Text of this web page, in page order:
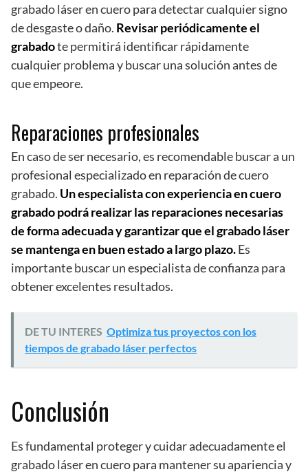
grabado láser en cuero para detectar cualquier signo
de desgaste o daño. Revisar periódicamente el
grabadote permitirá identificar rápidamente
cualquier problema y buscar una solución antes de
que empeore.
Reparaciones profesionales
En caso de ser necesario, es recomendable buscar a un
profesional especializado en reparación de cuero
grabado. Un especialista con experiencia en cuero
grabado podrá realizar las reparaciones necesarias
de forma adecuada y garantizar que el grabado láser
se mantenga en buen estado a largo plazo.Es
importante buscar un especialista de confianza para
obtener excelentes resultados.
DE TU INTERES Optimiza tus proyectos con los
tiempos de grabado láser perfectos
Conclusión
Es fundamental proteger y cuidar adecuadamente el
grabado láser en cuero para mantener su apariencia y